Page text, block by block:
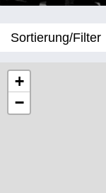
Sortierung/Filter
+
−